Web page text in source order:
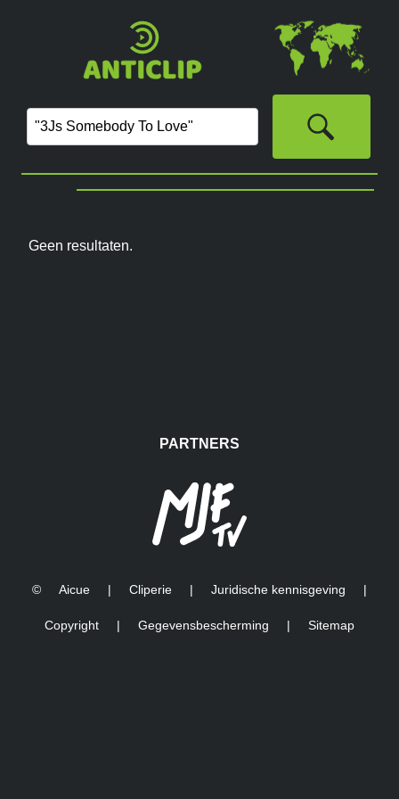
Geen resultaten.
PARTNERS
© Aicue | Cliperie | Juridische kennisgeving |
Copyright | Gegevensbescherming | Sitemap